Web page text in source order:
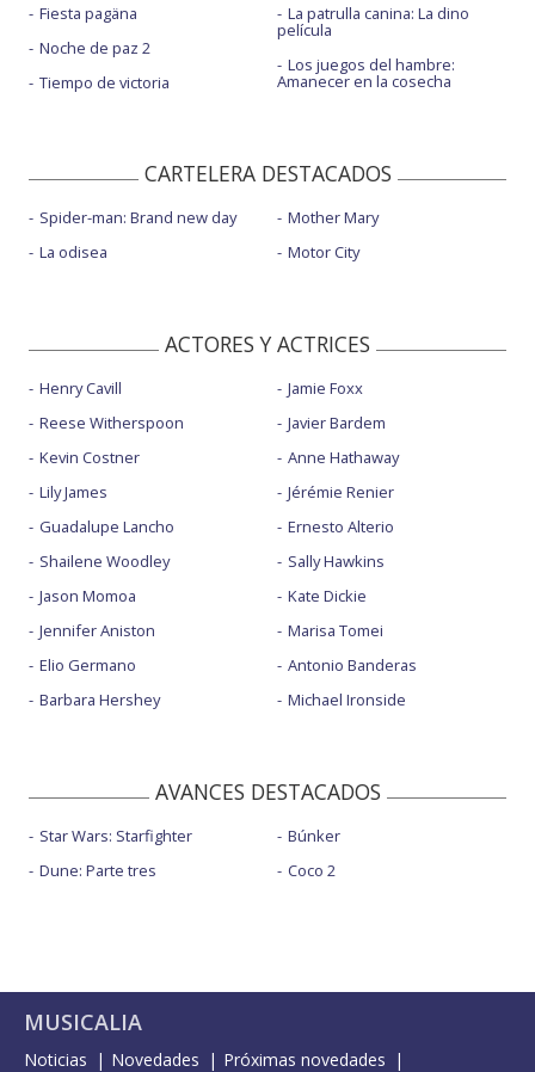
Fiesta pagäna
Noche de paz 2
Tiempo de victoria
La patrulla canina: La dino
película
Los juegos del hambre:
Amanecer en la cosecha
CARTELERA DESTACADOS
Spider-man: Brand new day
La odisea
Mother Mary
Motor City
ACTORES Y ACTRICES
Henry Cavill
Reese Witherspoon
Kevin Costner
Lily James
Guadalupe Lancho
Shailene Woodley
Jason Momoa
Jennifer Aniston
Elio Germano
Barbara Hershey
Jamie Foxx
Javier Bardem
Anne Hathaway
Jérémie Renier
Ernesto Alterio
Sally Hawkins
Kate Dickie
Marisa Tomei
Antonio Banderas
Michael Ironside
AVANCES DESTACADOS
Star Wars: Starfighter
Dune: Parte tres
Búnker
Coco 2
MUSICALIA
Noticias Novedades
Próximas novedades